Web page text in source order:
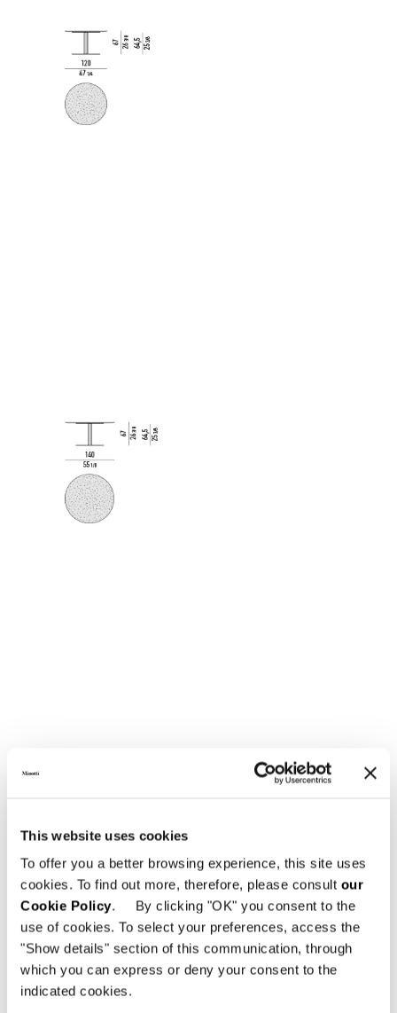
This website uses cookies
To offer you a better browsing experience, this site uses
cookies. To find out more, therefore, please consult our
Cookie Policy. By clicking "OK" you consent to the
use of cookies. To select your preferences, access the
"Show details" section of this communication, through
which you can express or deny your consent to the
indicated cookies.